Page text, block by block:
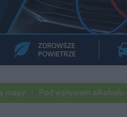
Pod wpływem alkoholu